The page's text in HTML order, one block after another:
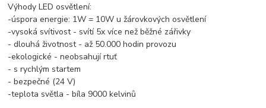
Výhody LED osvětlení:
-úspora energie: 1W = 10W u žárovkových osvětlení
-vysoká svítivost - svítí 5x více než běžné zářivky
- dlouhá životnost - až 50.000 hodin provozu
-ekologické - neobsahují rtuť
- s rychlým startem
- bezpečné (24 V)
-teplota světla - bíla 9000 kelvinů